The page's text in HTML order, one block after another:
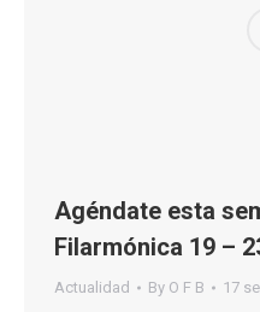
Agéndate esta
Filarmónica 19 –
Actualidad By O F B 17